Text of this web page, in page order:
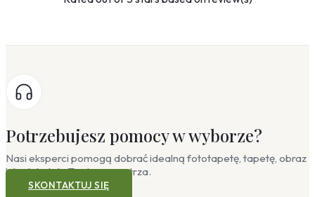
Potrzebujesz pomocy w wyborze?
Nasi eksperci pomogą dobrać idealną fototapetę, tapetę, obraz
lub plakat do Twojego wnętrza.
SKONTAKTUJ SIĘ